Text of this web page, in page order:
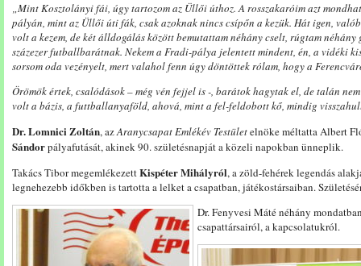
„Mint Kosztolányi fái, úgy tartozom az Üllői úthoz. A rosszakaróim azt
pályán, mint az Üllői úti fák, csak azoknak nincs csípőn a kezük. Hát igen,
volt a kezem, de két álldogálás között bemutattam néhány cselt, rúgtam néhány
százezer futballbarátnak. Nekem a Fradi-pálya jelentett mindent, én, a vidéki
sorsom oda vezényelt, mert valahol fenn úgy döntöttek rólam, hogy a
Örömök értek, csalódások – még vén fejjel is -, barátok hagytak el, de talán
volt a bázis, a futtballanyaföld, ahová, mint a fel-feldobott kő, mindig
Dr. Lomnici Zoltán, azAranycsapat Emlékév Testületelnöke méltatta Albert
Sándorpályafutását, akinek 90. születésnapját a közeli napokban ünneplik.
Takács Tibor megemlékezettKispéter Mihályról, a zöld-fehérek legendás
legnehezebb időkben is tartotta a lelket a csapatban, játékostársaiban.
Dr. Fenyvesi Máté néhány
csapattársairól, a kapcsolatukról.